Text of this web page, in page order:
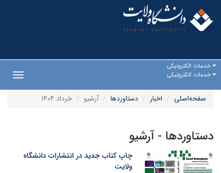
خدمات الکترونیکی
خدمات الکترونیکی
صفحه‌اصلی
اخبار دستاوردها آرشیو خرداد ۱۴۰۴
دستاوردها - آرشیو
چاپ کتاب جدید در انتشارات دانشگاه
ولایت